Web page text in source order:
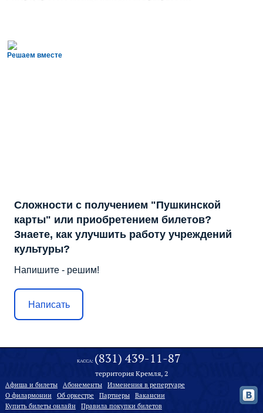
Решаем вместе
Сложности с получением "Пушкинской
карты" или приобретением билетов?
Знаете, как улучшить работу учреждений
культуры?
Напишите - решим!
Написать
КАССА: (831) 439-11-87
территория Кремля, 2
Афиша и билеты Абонементы
Изменения в репертуаре
О филармонии
Oб оркестре Партнеры
Вакансии
Купить билеты онлайн
Правила покупки билетов